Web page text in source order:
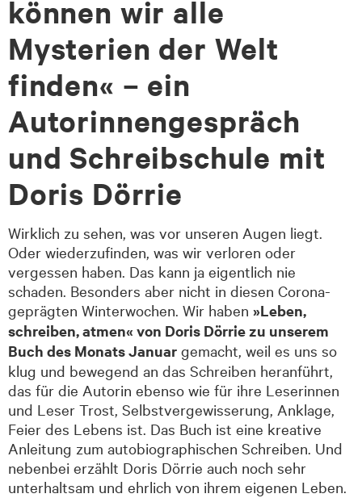
können wir alle
Mysterien der Welt
finden« – ein
Autorinnengespräch
und Schreibschule mit
Doris Dörrie
Wirklich zu sehen, was vor unseren Augen liegt.
Oder wiederzufinden, was wir verloren oder
vergessen haben. Das kann ja eigentlich nie
schaden. Besonders aber nicht in diesen Corona-
geprägten Winterwochen. Wir haben »Leben,
schreiben, atmen« von Doris Dörrie zu unserem
Buch des Monats Januar gemacht, weil es uns so
klug und bewegend an das Schreiben heranführt,
das für die Autorin ebenso wie für ihre Leserinnen
und Leser Trost, Selbstvergewisserung, Anklage,
Feier des Lebens ist. Das Buch ist eine kreative
Anleitung zum autobiographischen Schreiben. Und
nebenbei erzählt Doris Dörrie auch noch sehr
unterhaltsam und ehrlich von ihrem eigenen Leben.